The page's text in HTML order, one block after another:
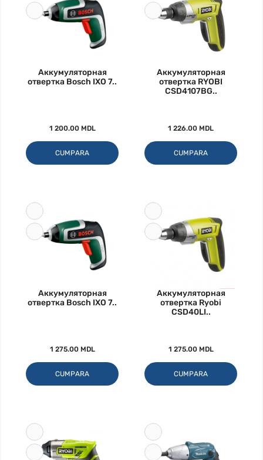
Аккумуляторная
отвертка Bosch IXO 7..
1 200.00 MDL
CUMPARA
Аккумуляторная
отвертка RYOBI
CSD4107BG..
1 226.00 MDL
CUMPARA
Аккумуляторная
отвертка Bosch IXO 7..
1 275.00 MDL
CUMPARA
Аккумуляторная
отвертка Ryobi
CSD40LI..
1 275.00 MDL
CUMPARA